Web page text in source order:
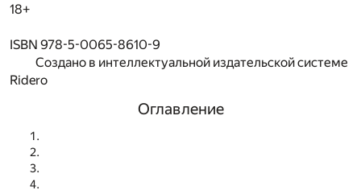
18+
ISBN 978-5-0065-8610-9
Создано в интеллектуальной издательской системе
Ridero
Оглавление